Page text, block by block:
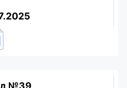
№39